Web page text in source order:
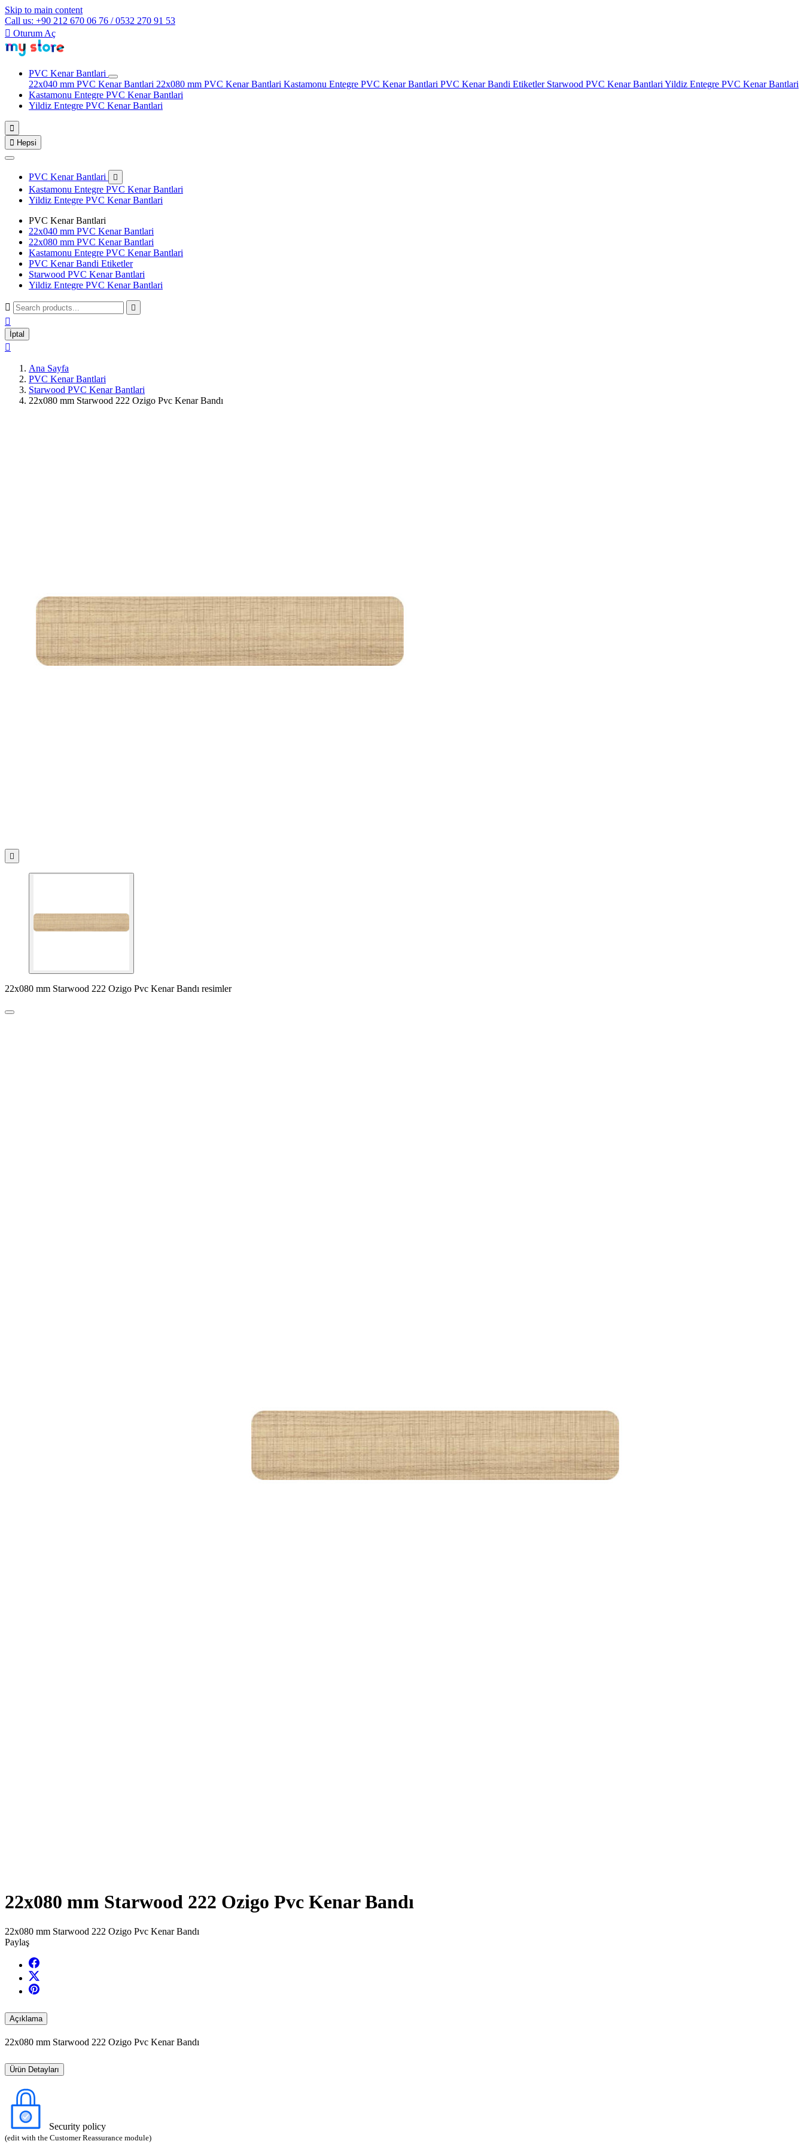
Skip to main content
Call us: +90 212 670 06 76 / 0532 270 91 53
 Oturum Aç
PVC Kenar Bantlari
22x040 mm PVC Kenar Bantlari 22x080 mm PVC Kenar Bantlari Kastamonu Entegre PVC Kenar Bantlari PVC Kenar Bandi Etiketler Starwood PVC Kenar Bantlari Yildiz Entegre PVC Kenar Bantlari
Kastamonu Entegre PVC Kenar Bantlari
Yildiz Entegre PVC Kenar Bantlari

 Hepsi
PVC Kenar Bantlari 
Kastamonu Entegre PVC Kenar Bantlari
Yildiz Entegre PVC Kenar Bantlari
PVC Kenar Bantlari
22x040 mm PVC Kenar Bantlari
22x080 mm PVC Kenar Bantlari
Kastamonu Entegre PVC Kenar Bantlari
PVC Kenar Bandi Etiketler
Starwood PVC Kenar Bantlari
Yildiz Entegre PVC Kenar Bantlari
 

İptal

Ana Sayfa
PVC Kenar Bantlari
Starwood PVC Kenar Bantlari
22x080 mm Starwood 222 Ozigo Pvc Kenar Bandı

22x080 mm Starwood 222 Ozigo Pvc Kenar Bandı resimler
22x080 mm Starwood 222 Ozigo Pvc Kenar Bandı
22x080 mm Starwood 222 Ozigo Pvc Kenar Bandı
Paylaş
Açıklama
22x080 mm Starwood 222 Ozigo Pvc Kenar Bandı
Ürün Detayları
Security policy
(edit with the Customer Reassurance module)